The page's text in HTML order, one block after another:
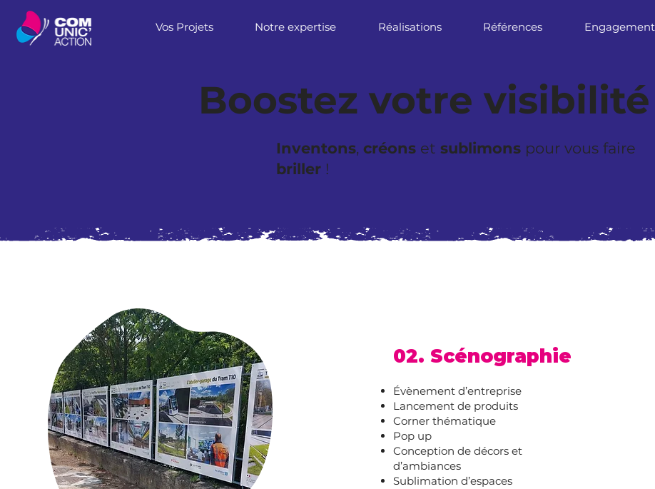
Vos Projets Notre expertise Réalisations Références Engagement
Boostez votre visibilité
Inventons,créons etsublimons pour vous faire
briller !
02. Scénographie
Évènement d’entreprise
Lancement de produits
Corner thématique
Pop up
Conception de décors et
d’ambiances
Sublimation d’espaces